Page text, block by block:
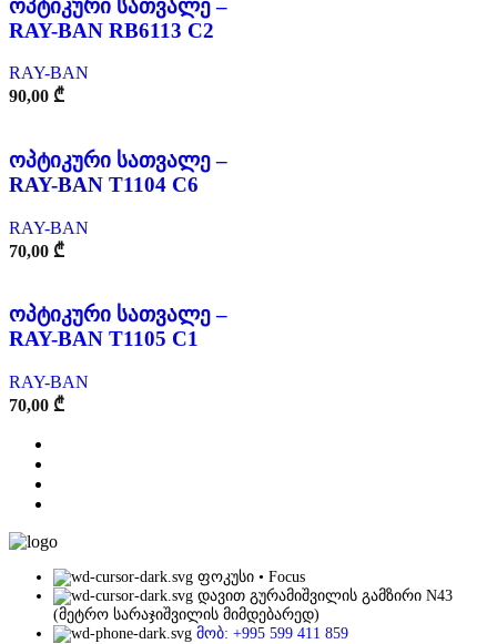
ოპტიკური სათვალე –
RAY-BAN RB6113 C2
RAY-BAN
90,00 ₾
ოპტიკური სათვალე –
RAY-BAN T1104 C6
RAY-BAN
70,00 ₾
ოპტიკური სათვალე –
RAY-BAN T1105 C1
RAY-BAN
70,00 ₾
ფოკუსი • Focus
დავით გურამიშვილის გამზირი N43
(მეტრო სარაჯიშვილის მიმდებარედ)
მობ: +995 599 411 859